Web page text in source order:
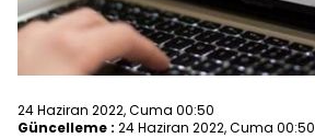
24 Haziran 2022, Cuma 00:50
Güncelleme : 24 Haziran 2022, Cuma 00:50